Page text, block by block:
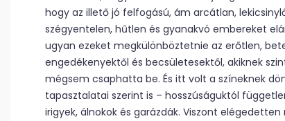
hogy az illető jó felfogású, ám arcátlan,
szégyentelen, hűtlen és gyanakvó embereket
ugyan ezeket megkülönböztetnie az erőtlen,
engedékenyektől és becsületesektől, akiknek
mégsem csaphatta be. És itt volt a színeknek
tapasztalatai szerint is – hosszúságuktól
irigyek, álnokok és garázdák. Viszont